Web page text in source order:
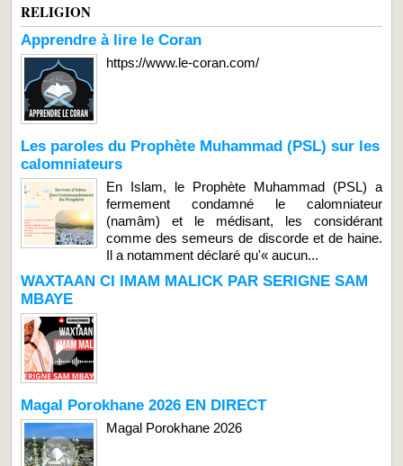
RELIGION
Apprendre à lire le Coran
https://www.le-coran.com/
Les paroles du Prophète Muhammad (PSL) sur les
calomniateurs
En Islam, le Prophète Muhammad (PSL) a
fermement condamné le calomniateur
(namâm) et le médisant, les considérant
comme des semeurs de discorde et de haine.
Il a notamment déclaré qu'« aucun...
WAXTAAN CI IMAM MALICK PAR SERIGNE SAM
MBAYE
Magal Porokhane 2026 EN DIRECT
Magal Porokhane 2026